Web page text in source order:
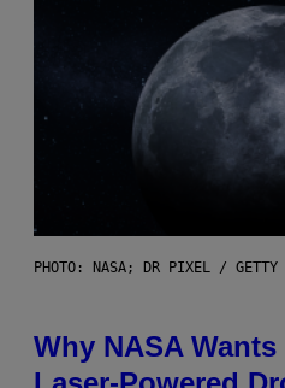
PHOTO: NASA; DR PIXEL / GETTY
Why NASA